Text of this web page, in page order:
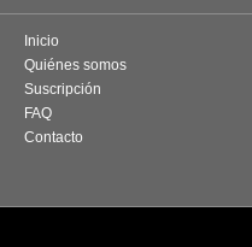
Inicio
Quiénes somos
Suscripción
FAQ
Contacto